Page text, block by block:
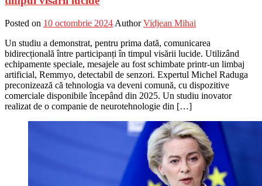
Posted on 10 octombrie 2024 Author Vidjean Mihai
Un studiu a demonstrat, pentru prima dată, comunicarea
bidirecțională între participanți în timpul visării lucide. Utilizând
echipamente speciale, mesajele au fost schimbate printr-un limbaj
artificial, Remmyo, detectabil de senzori. Expertul Michel Raduga
preconizează că tehnologia va deveni comună, cu dispozitive
comerciale disponibile începând din 2025. Un studiu inovator
realizat de o companie de neurotehnologie din […]